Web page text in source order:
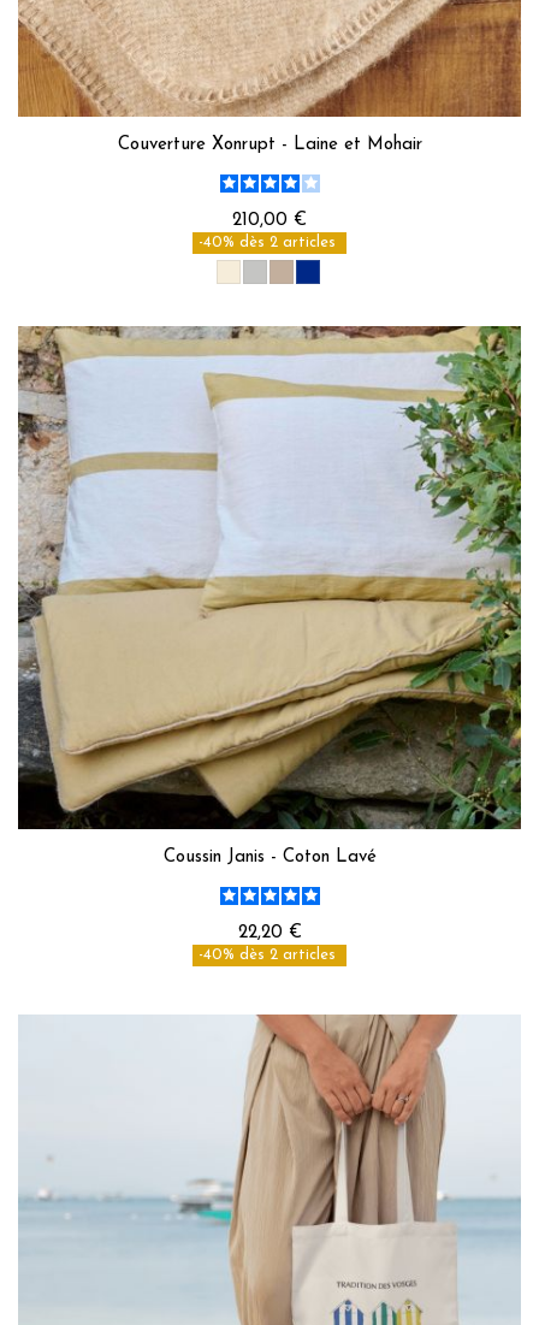
Couverture Xonrupt - Laine et Mohair
210,00 €
-40% dès 2 articles
Coussin Janis - Coton Lavé
22,20 €
-40% dès 2 articles